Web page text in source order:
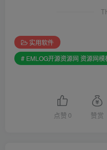
实用软件
# EMLOG开源资源网 资源网模
点赞 0 赞赏